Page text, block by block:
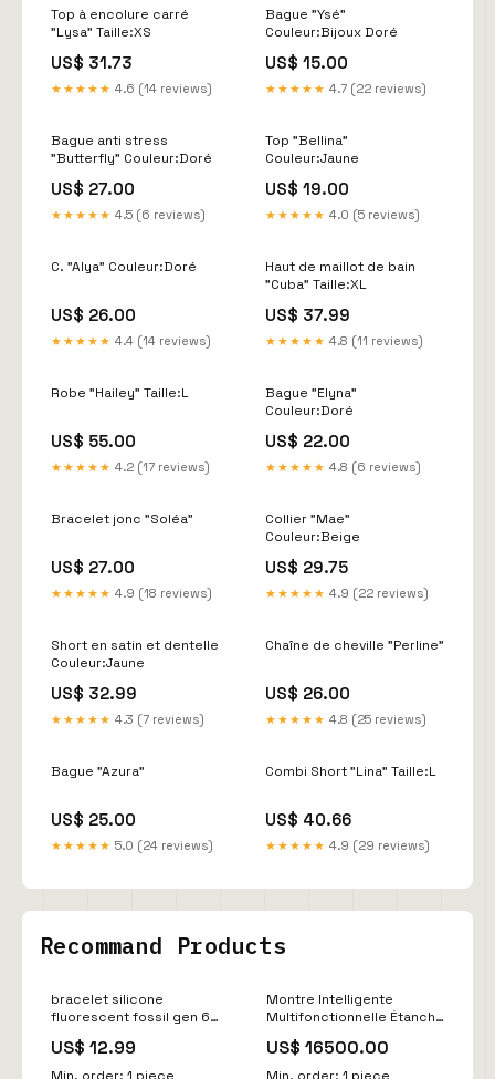
Top à encolure carré
"Lysa" Taille:XS
US$ 31.73
★★★★★ 4.6 (14 reviews)
Bague "Ysé"
Couleur:Bijoux Doré
US$ 15.00
★★★★★ 4.7 (22 reviews)
Bague anti stress
"Butterfly" Couleur:Doré
US$ 27.00
★★★★★ 4.5 (6 reviews)
Top "Bellina"
Couleur:Jaune
US$ 19.00
★★★★★ 4.0 (5 reviews)
C. "Alya" Couleur:Doré
US$ 26.00
★★★★★ 4.4 (14 reviews)
Haut de maillot de bain
"Cuba" Taille:XL
US$ 37.99
★★★★★ 4.8 (11 reviews)
Robe "Hailey" Taille:L
US$ 55.00
★★★★★ 4.2 (17 reviews)
Bague "Elyna"
Couleur:Doré
US$ 22.00
★★★★★ 4.8 (6 reviews)
Bracelet jonc ”Soléa”
US$ 27.00
★★★★★ 4.9 (18 reviews)
Collier "Mae"
Couleur:Beige
US$ 29.75
★★★★★ 4.9 (22 reviews)
Short en satin et dentelle
Couleur:Jaune
US$ 32.99
★★★★★ 4.3 (7 reviews)
Chaîne de cheville "Perline"
US$ 26.00
★★★★★ 4.8 (25 reviews)
Bague ”Azura”
US$ 25.00
★★★★★ 5.0 (24 reviews)
Combi Short "Lina" Taille:L
US$ 40.66
★★★★★ 4.9 (29 reviews)
Recommand Products
bracelet silicone
fluorescent fossil gen 6
- 44mm
US$ 12.99
Min. order: 1 piece
Montre Intelligente
Multifonctionnelle Étanche
US$ 16500.00
Min. order: 1 piece